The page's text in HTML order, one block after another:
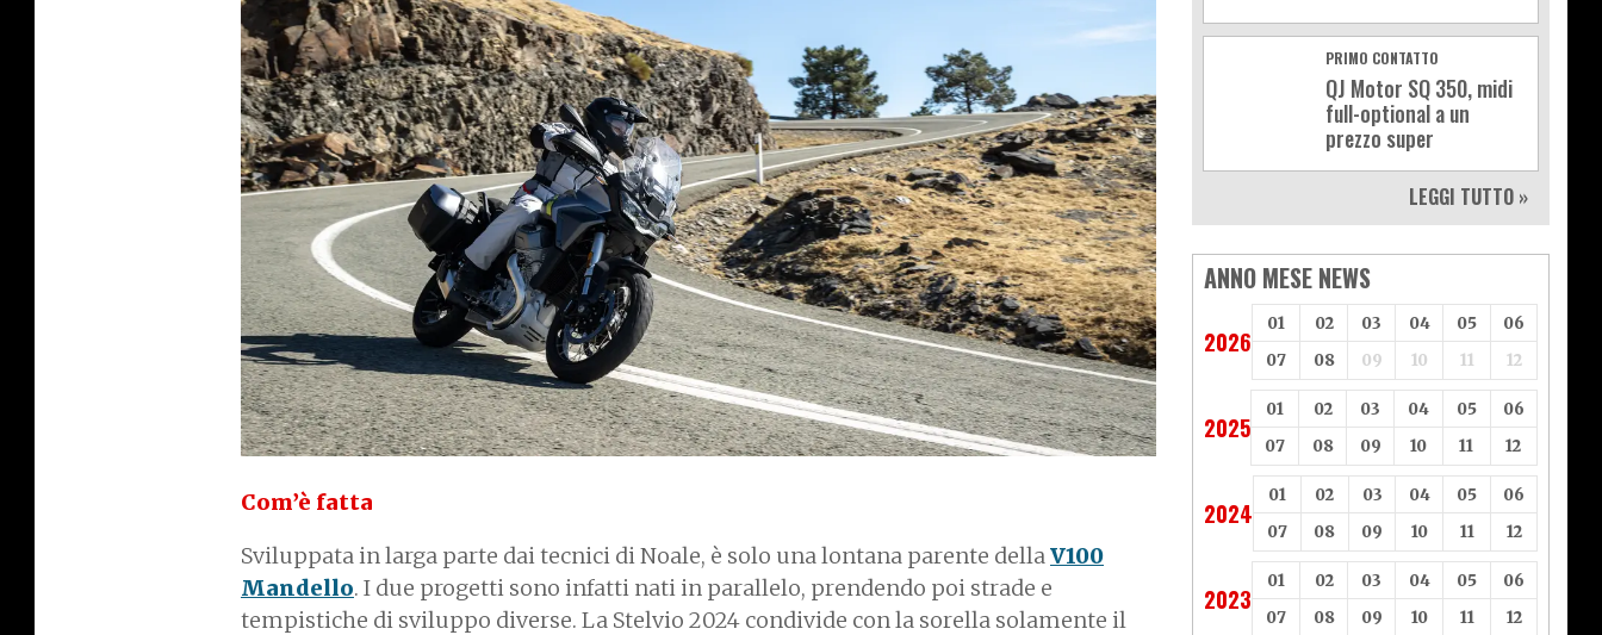
Com’è fatta
Sviluppata in larga parte dai tecnici di Noale, è solo una lontana parente dellaV100
Mandello. I due progetti sono infatti nati in parallelo, prendendo poi strade e
tempistiche di sviluppo diverse. La Stelvio 2024 condivide con la sorella solamente il
PRIMO CONTATTO
QJ Motor SQ 350, midi
full-optional a un
prezzo super
LEGGI TUTTO »
ANNO MESE NEWS
2026
01 02 03 04 05
06
07
08 09 10 11 12
2025
01 02 03 04 05
06
07
08 09 10 11 12
2024
01 02 03 04 05
06
07
08 09 10 11 12
2023
01 02 03 04 05
06
07
08 09 10 11 12